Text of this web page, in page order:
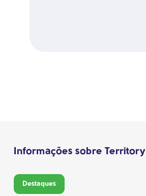
Informações sobre Territory
Destaques